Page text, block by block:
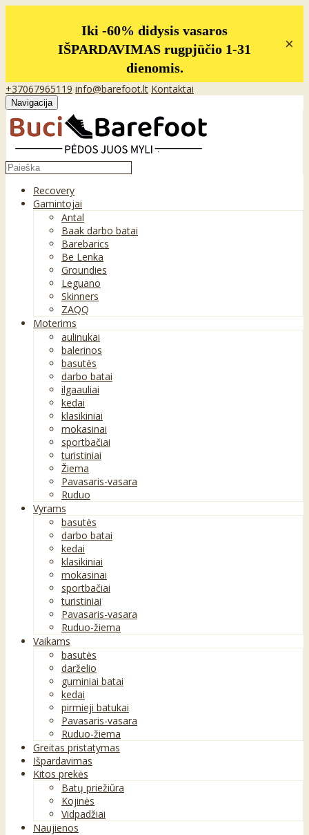
Iki -60% didysis vasaros
IŠPARDAVIMAS rugpjūčio 1-31
dienomis.
×
+37067965119 info@barefoot.lt Kontaktai
Navigacija
Recovery
Gamintojai
Antal
Baak darbo batai
Barebarics
Be Lenka
Groundies
Leguano
Skinners
ZAQQ
Moterims
aulinukai
balerinos
basutės
darbo batai
ilgaauliai
kedai
klasikiniai
mokasinai
sportbačiai
turistiniai
Žiema
Pavasaris-vasara
Ruduo
Vyrams
basutės
darbo batai
kedai
klasikiniai
mokasinai
sportbačiai
turistiniai
Pavasaris-vasara
Ruduo-žiema
Vaikams
basutės
darželio
guminiai batai
kedai
pirmieji batukai
Pavasaris-vasara
Ruduo-žiema
Greitas pristatymas
Išpardavimas
Kitos prekės
Batų priežiūra
Kojinės
Vidpadžiai
Naujienos